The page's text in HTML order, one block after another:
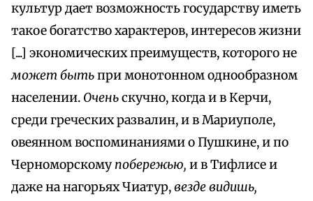
культур дает возможность государству иметь
такое богатство характеров, интересов жизни
[...] экономических преимуществ, которого не
может бытьпри монотонном однообразном
населении. Оченьскучно, когда и в Керчи,
среди греческих развалин, и в Мариуполе,
овеянном воспоминаниями о Пушкине, и по
Черноморскомупобережью, и в Тифлисе и
даже на нагорьях Чиатур,везде видишь,